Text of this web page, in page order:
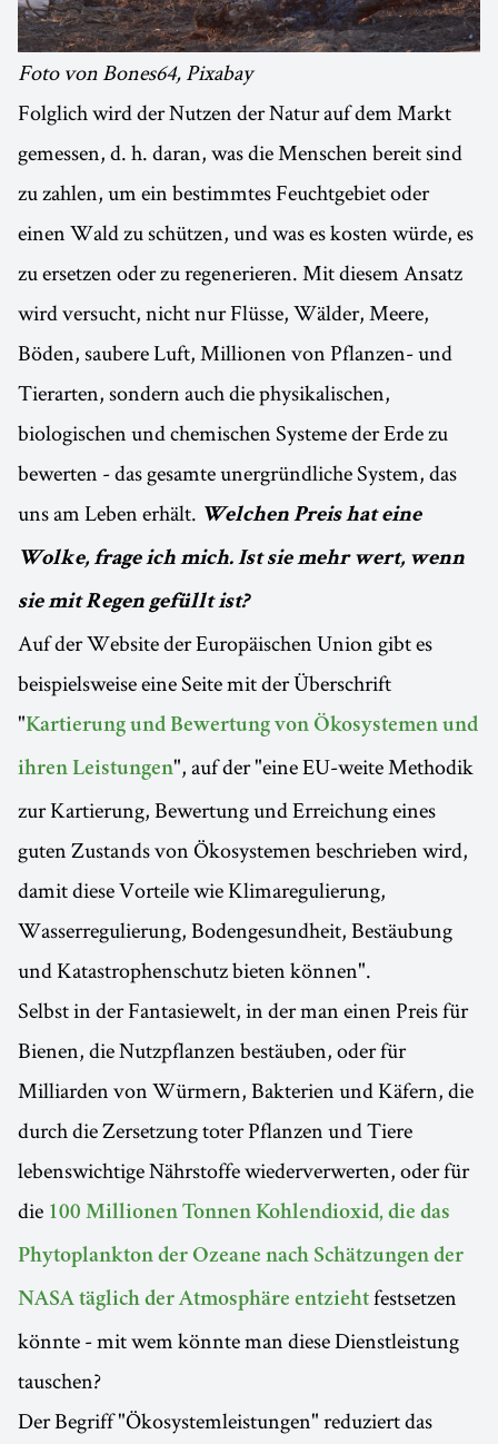
Foto von Bones64, Pixabay
Folglich wird der Nutzen der Natur auf dem Markt
gemessen, d. h. daran, was die Menschen bereit sind
zu zahlen, um ein bestimmtes Feuchtgebiet oder
einen Wald zu schützen, und was es kosten würde, es
zu ersetzen oder zu regenerieren. Mit diesem Ansatz
wird versucht, nicht nur Flüsse, Wälder, Meere,
Böden, saubere Luft, Millionen von Pflanzen- und
Tierarten, sondern auch die physikalischen,
biologischen und chemischen Systeme der Erde zu
bewerten - das gesamte unergründliche System, das
uns am Leben erhält. Welchen Preis hat eine
Wolke, frage ich mich. Ist sie mehr wert, wenn
sie mit Regen gefüllt ist?
Auf der Website der Europäischen Union gibt es
beispielsweise eine Seite mit der Überschrift
"Kartierung und Bewertung von Ökosystemen und
ihren Leistungen", auf der "eine EU-weite Methodik
zur Kartierung, Bewertung und Erreichung eines
guten Zustands von Ökosystemen beschrieben wird,
damit diese Vorteile wie Klimaregulierung,
Wasserregulierung, Bodengesundheit, Bestäubung
und Katastrophenschutz bieten können".
Selbst in der Fantasiewelt, in der man einen Preis für
Bienen, die Nutzpflanzen bestäuben, oder für
Milliarden von Würmern, Bakterien und Käfern, die
durch die Zersetzung toter Pflanzen und Tiere
lebenswichtige Nährstoffe wiederverwerten, oder für
die 100 Millionen Tonnen Kohlendioxid, die das
Phytoplankton der Ozeane nach Schätzungen der
NASA täglich der Atmosphäre entzieht festsetzen
könnte - mit wem könnte man diese Dienstleistung
tauschen?
Der Begriff "Ökosystemleistungen" reduziert das